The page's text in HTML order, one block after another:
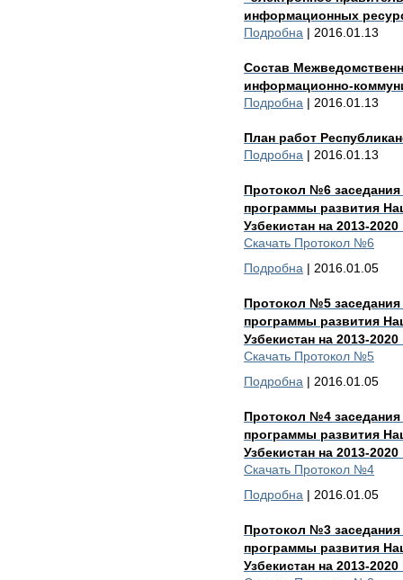
информационных
Подробна | 2016.01.13
Состав
информационно-
Подробна | 2016.01.13
План работ
Подробна | 2016.01.13
Протокол №6
программы развития
Узбекистан на 2013-
Скачать Протокол №6
Подробна | 2016.01.05
Протокол №5
программы развития
Узбекистан на 2013-
Скачать Протокол №5
Подробна | 2016.01.05
Протокол №4
программы развития
Узбекистан на 2013-
Скачать Протокол №4
Подробна | 2016.01.05
Протокол №3
программы развития
Узбекистан на 2013-